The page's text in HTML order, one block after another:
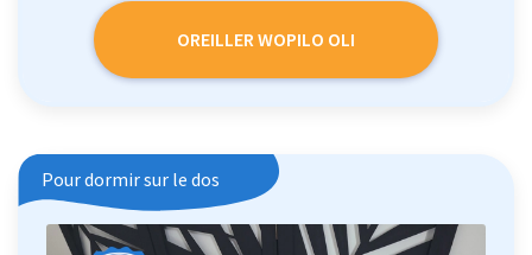
OREILLER WOPILO OLI
Pour dormir sur le dos